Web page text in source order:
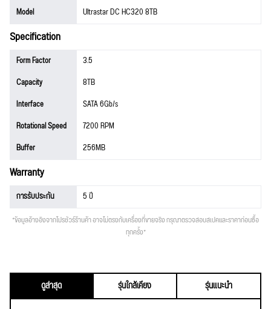
Model
Ultrastar DC HC320 8TB
Specification
Form Factor
3.5
Capacity
8TB
Interface
SATA 6Gb/s
Rotational Speed
7200 RPM
Buffer
256MB
Warranty
การรับประกัน 5 ปี
*ข้อมูลอ้างอิงจากโปรชัวร์ร้านค้า อาจไม่ตรงกับเครื่องที่ขายจริง กรุณาตรวจสอบสเปคและราคาก่อนซื้อ
ทุกครั้ง*
ดูล่าสุด รุ่นใกล้เคียง
รุ่นแนะนำ